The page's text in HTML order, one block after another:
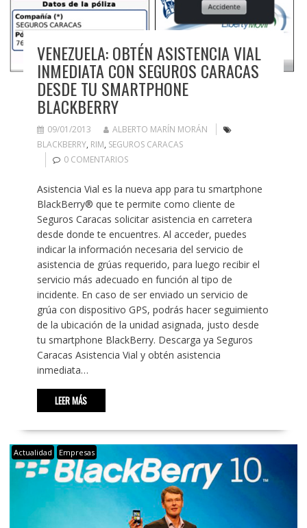
VENEZUELA: OBTÉN ASISTENCIA VIAL
INMEDIATA CON SEGUROS CARACAS
DESDE TU SMARTPHONE
BLACKBERRY
09/01/2013
ALBERTO MARÍN MORÁN
BLACKBERRY, RIM, SEGUROS CARACAS
0 COMENTARIOS
Asistencia Vial es la nueva app para tu smartphone
BlackBerry® que te permite como cliente de
Seguros Caracas solicitar asistencia en carretera
desde donde te encuentres. Al acceder, puedes
indicar la información necesaria del servicio de
asistencia de grúas requerido, para luego recibir el
servicio más adecuado en función al tipo de
incidente. En caso de ser enviado un servicio de
grúa con dispositivo GPS, podrás hacer seguimiento
de la ubicación de la unidad asignada, justo desde
tu smartphone BlackBerry. Descarga ya Seguros
Caracas Asistencia Vial y obtén asistencia
inmediata…
LEER MÁS
Actualidad Empresas